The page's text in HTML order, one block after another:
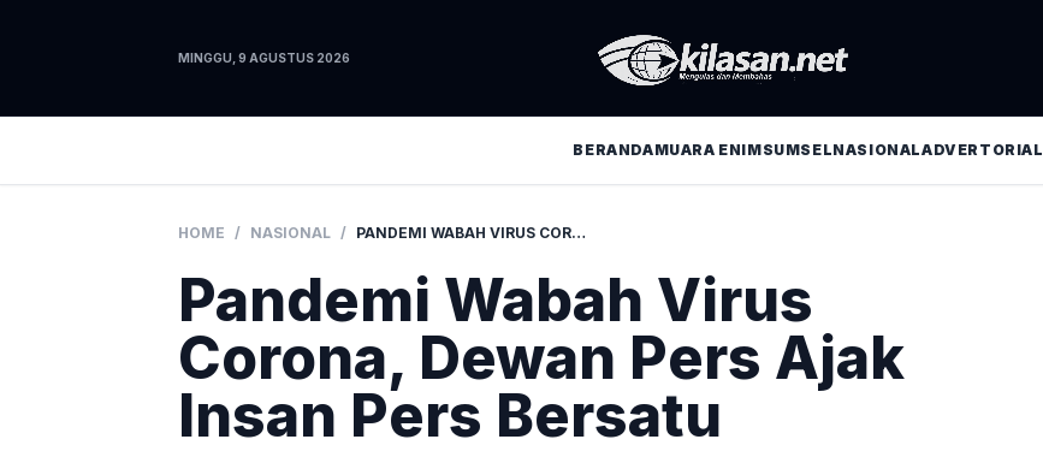
MINGGU, 9 AGUSTUS 2026
BERANDAMUARA ENIMSUMSELNASIONALADVERTORIAL
HOME / NASIONAL / PANDEMI WABAH VIRUS CORONA, DEWAN PERS AJAK INSAN PERS BERSATU
Pandemi Wabah Virus
Corona, Dewan Pers Ajak
Insan Pers Bersatu